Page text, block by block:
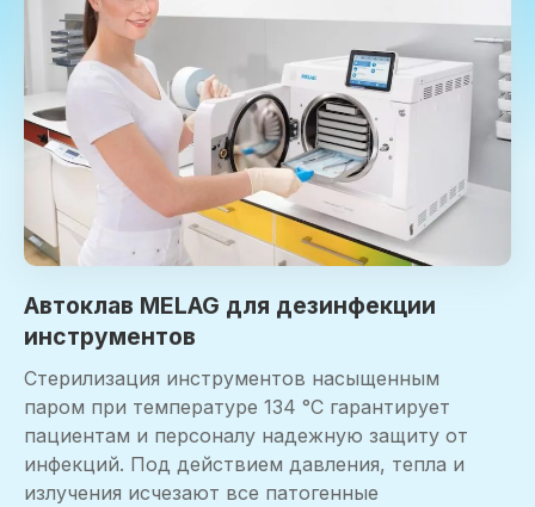
Автоклав MELAG для дезинфекции
инструментов
Стерилизация инструментов насыщенным
паром при температуре 134 °C гарантирует
пациентам и персоналу надежную защиту от
инфекций. Под действием давления, тепла и
излучения исчезают все патогенные